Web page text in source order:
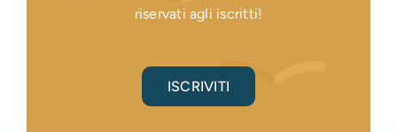
riservati agli iscritti!
ISCRIVITI